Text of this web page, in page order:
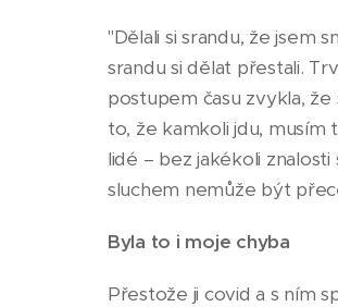
"Dělali si srandu, že jsem
srandu si dělat přestali.
postupem času zvykla,
to, že kamkoli jdu, musím
lidé – bez jakékoli
sluchem nemůže být
Byla to i moje chyba
Přestože ji covid a s ním